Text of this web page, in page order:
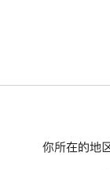
你所在的地